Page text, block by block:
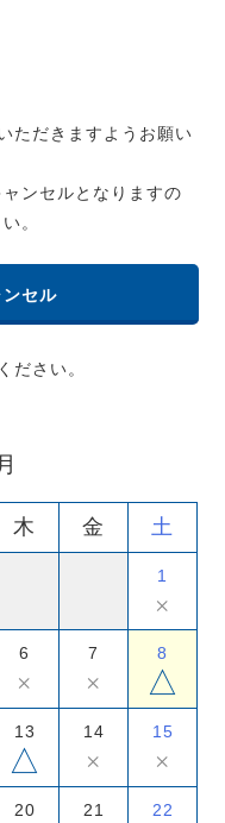
ただきますようお願い
ンセルとなりますの
。
セル
ださい。
木 金 土
1
×
6
×
7
×
8
△
13
△
14
×
15
×
20 21 22